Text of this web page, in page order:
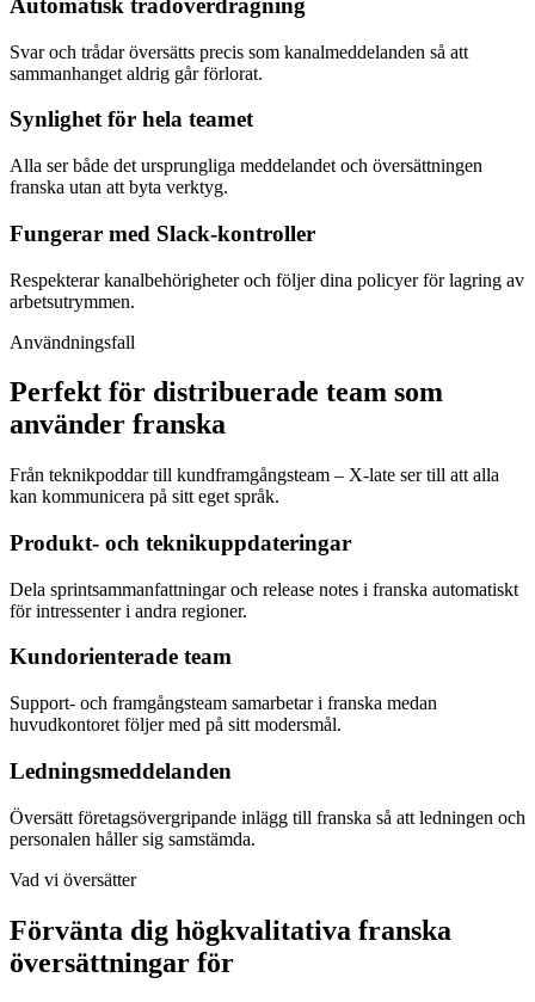
Automatisk trådöverdragning
Svar och trådar översätts precis som kanalmeddelanden så att
sammanhanget aldrig går förlorat.
Synlighet för hela teamet
Alla ser både det ursprungliga meddelandet och översättningen
franska utan att byta verktyg.
Fungerar med Slack-kontroller
Respekterar kanalbehörigheter och följer dina policyer för lagring av
arbetsutrymmen.
Användningsfall
Perfekt för distribuerade team som
använder franska
Från teknikpoddar till kundframgångsteam – X-late ser till att alla
kan kommunicera på sitt eget språk.
Produkt- och teknikuppdateringar
Dela sprintsammanfattningar och release notes i franska automatiskt
för intressenter i andra regioner.
Kundorienterade team
Support- och framgångsteam samarbetar i franska medan
huvudkontoret följer med på sitt modersmål.
Ledningsmeddelanden
Översätt företagsövergripande inlägg till franska så att ledningen och
personalen håller sig samstämda.
Vad vi översätter
Förvänta dig högkvalitativa franska
översättningar för